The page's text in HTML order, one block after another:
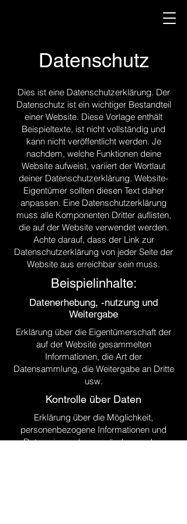
Datenschutz
Dies ist eine Datenschutzerklärung. Der
Datenschutz ist ein wichtiger Bestandteil
einer Website. Diese Vorlage enthält
Beispieltexte, ist nicht vollständig und
kann nicht veröffentlicht werden. Je
nachdem, welche Funktionen deine
Website aufweist, variiert der Wortlaut
deiner Datenschutzerklärung. Website-
Eigentümer sollten diesen Text daher
anpassen. Eine Datenschutzerklärung
muss alle Komponenten Dritter auflisten,
die auf der Website verwendet werden.
Achte darauf, dass der Link zur
Datenschutzerklärung von jeder Seite der
Website aus erreichbar sein muss.
Beispielinhalte:
Datenerhebung, -nutzung und
Weitergabe
Erklärung über die Eigentümerschaft der
auf der Website gesammelten
Informationen, die Art der
Datensammlung, die Weitergabe an Dritte
usw.
Kontrolle über Daten
Erklärung über die Möglichkeit,
personenbezogene Informationen und
Daten einzusehen, zu ändern und zu